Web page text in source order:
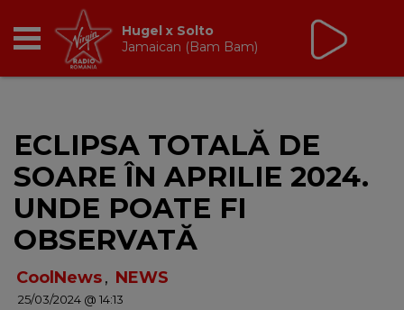
BREAKFAST
TIC TALK
CÂȘTIGĂ
HOT 30
Non Stop Virgin
cu Virgin Radio Romania
24/24
ECLIPSA TOTALĂ DE
SOARE ÎN APRILIE 2024.
UNDE POATE FI
OBSERVATĂ
CoolNews, NEWS
25/03/2024 @ 14:13